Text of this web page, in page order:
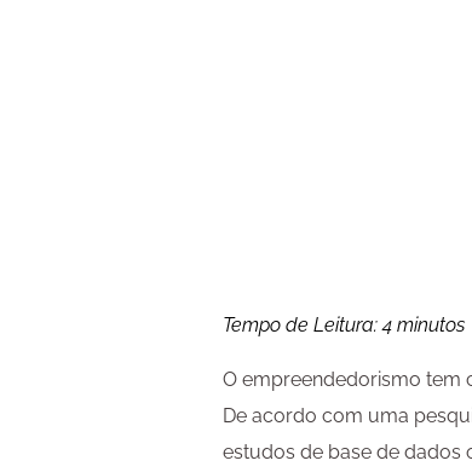
Tempo de Leitura:4 minutos
O empreendedorismo tem
De acordo com uma
estudos de base de dados